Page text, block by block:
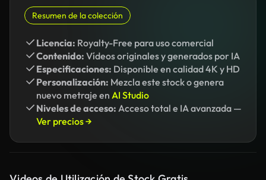
Resumen de la colección
Licencia: Royalty-Free para uso comercial
Contenido: Vídeos originales y generados por IA
Especificaciones: Disponible en calidad 4K y HD
Personalización: Mezcla este stock o genera
nuevo metraje en AI Studio
Niveles de acceso: Acceso total e IA avanzada —
Ver precios →